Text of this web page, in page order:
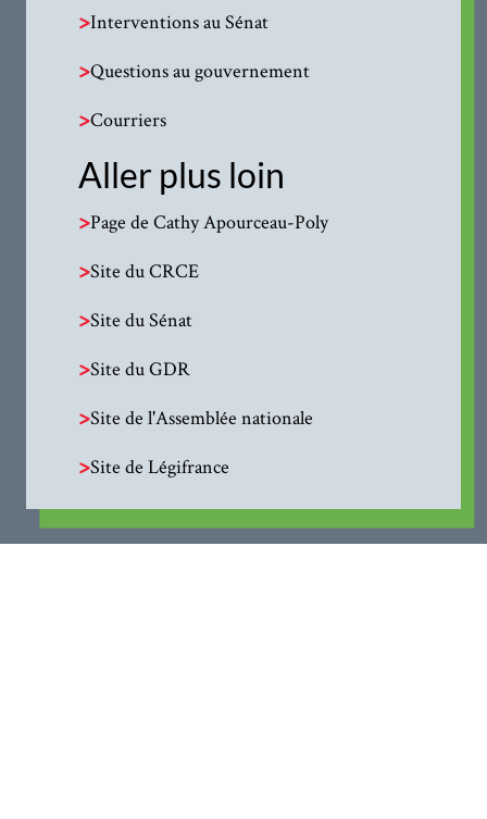
>Interventions au Sénat
>Questions au gouvernement
>Courriers
Aller plus loin
>Page de Cathy Apourceau-Poly
>Site du CRCE
>Site du Sénat
>Site du GDR
>Site de l'Assemblée nationale
>Site de Légifrance